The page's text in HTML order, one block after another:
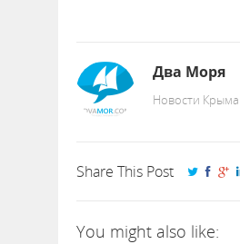
Два Моря
Новости
Share This Post
You might also like: